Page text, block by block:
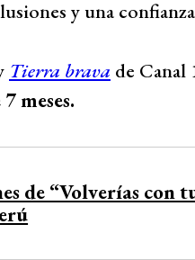
Guarén es
incluyó celos,
Nicolás, señalando
relación, criticando las
no
y una confianza
Tierra brava de Canal
meses.
de “Volverías con